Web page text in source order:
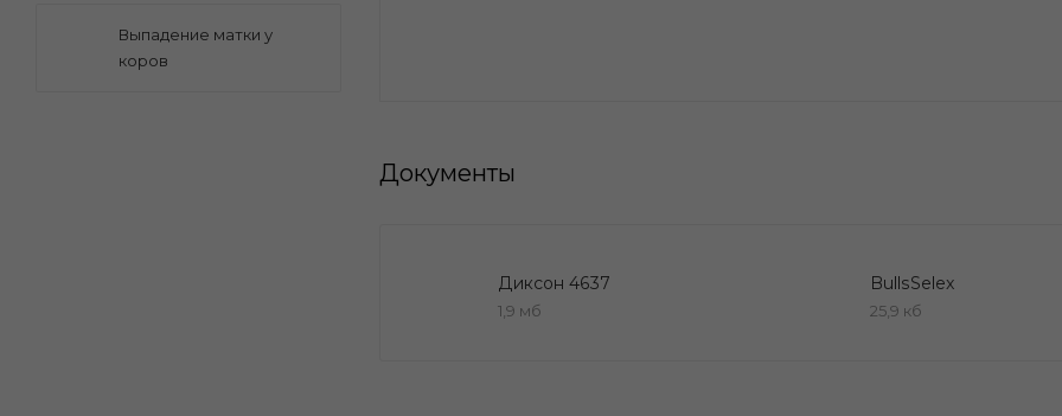
Документы
Диксон 4637
1,9 мб
BullsSelex
25,9 кб
Выпадение матки у
коров